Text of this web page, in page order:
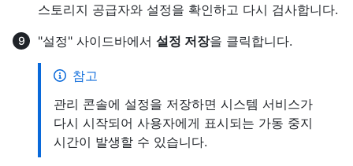
스토리지 공급자와 설정을 확인하고 다시 검사합니다.
"설정" 사이드바에서 설정 저장을 클릭합니다.
참고
관리 콘솔에 설정을 저장하면 시스템 서비스가
다시 시작되어 사용자에게 표시되는 가동 중지
시간이 발생할 수 있습니다.